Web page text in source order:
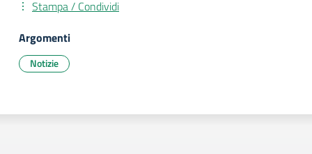
Stampa / Condividi
Argomenti
Notizie